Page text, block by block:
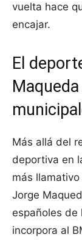
vuelta hace
encajar.
El
Más allá del
deportiva en
más
Jorge
españoles
incorpora al